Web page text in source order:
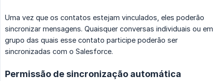
Uma vez que os contatos estejam vinculados, eles poderão
sincronizar mensagens. Quaisquer conversas individuais ou em
grupo das quais esse contato participe poderão ser
sincronizadas com o Salesforce.
Permissão de sincronização automática